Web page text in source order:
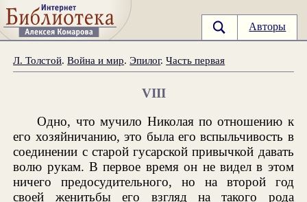
Авторы
Л. Толстой.Война и мир.Эпилог.Часть первая
VIII
Одно, что мучило Николая по отношению к
его хозяйничанию, это была его вспыльчивость в
соединении с старой гусарской привычкой давать
волю рукам. В первое время он не видел в этом
ничего предосудительного, но на второй год
своей женитьбы его взгляд на такого рода